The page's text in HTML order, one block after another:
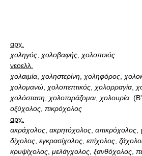
αρχ.
χοληγός χολοβαφής χολοποιός
νεοελλ.
χολαιμία χοληστερίνη χοληφόρος
χολομανώ χολοπεπτικός χολορραγία
χολόσταση χολοταράζομαι χολουρία .
οξύχολος πικρόχολος
αρχ.
ακράχολος ακρητόχολος απικρόχολος
δίχολος εγκρασίχολος επίχολος
κρυψίχολος μελάγχολος ξανθόχολος